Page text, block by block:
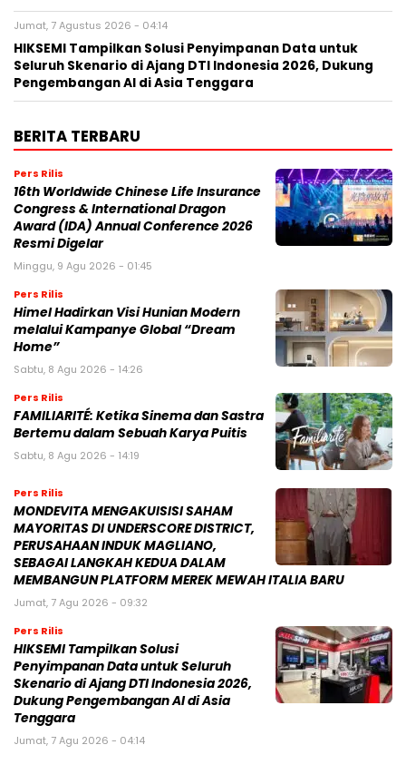
Jumat, 7 Agustus 2026 - 04:14
HIKSEMI Tampilkan Solusi Penyimpanan Data untuk
Seluruh Skenario di Ajang DTI Indonesia 2026, Dukung
Pengembangan AI di Asia Tenggara
BERITA TERBARU
Pers Rilis
16th Worldwide Chinese Life Insurance
Congress & International Dragon
Award (IDA) Annual Conference 2026
Resmi Digelar
Minggu, 9 Agu 2026 - 01:45
Pers Rilis
Himel Hadirkan Visi Hunian Modern
melalui Kampanye Global “Dream
Home”
Sabtu, 8 Agu 2026 - 14:26
Pers Rilis
FAMILIARITÉ: Ketika Sinema dan Sastra
Bertemu dalam Sebuah Karya Puitis
Sabtu, 8 Agu 2026 - 14:19
Pers Rilis
MONDEVITA MENGAKUISISI SAHAM
MAYORITAS DI UNDERSCORE DISTRICT,
PERUSAHAAN INDUK MAGLIANO,
SEBAGAI LANGKAH KEDUA DALAM
MEMBANGUN PLATFORM MEREK MEWAH ITALIA BARU
Jumat, 7 Agu 2026 - 09:32
Pers Rilis
HIKSEMI Tampilkan Solusi
Penyimpanan Data untuk Seluruh
Skenario di Ajang DTI Indonesia 2026,
Dukung Pengembangan AI di Asia
Tenggara
Jumat, 7 Agu 2026 - 04:14